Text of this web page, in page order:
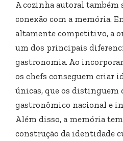
A cozinha autoral também
conexão com a memória.
altamente competitivo, a
um dos principais
gastronomia. Ao
os chefs conseguem criar
únicas, que os distinguem
gastronômico nacional e
Além disso, a memória
construção da identidade